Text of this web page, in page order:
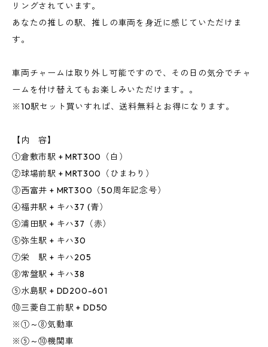
リングされています。
あなたの推しの駅、推しの車両を身近に感じていただけま
す。
車両チャームは取り外し可能ですので、その日の気分でチャ
ームを付け替えてもお楽しみいただけます。。
※10駅セット買いすれば、送料無料とお得になります。
【内 容】
①倉敷市駅 + MRT300（白）
②球場前駅 + MRT300（ひまわり）
③西富井 + MRT300（50周年記念号）
④福井駅 + キハ37 (青）
⑤浦田駅 + キハ37（赤）
⑥弥生駅 + キハ30
⑦栄 駅 + キハ205
⑧常盤駅 + キハ38
⑨水島駅 + DD200-601
⑩三菱自工前駅 + DD50
※①～⑧気動車
※⑨～⑩機関車